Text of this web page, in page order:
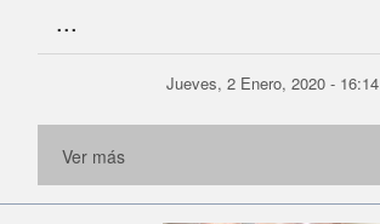
...
Jueves, 2 Enero, 2020 - 16:14
Ver más